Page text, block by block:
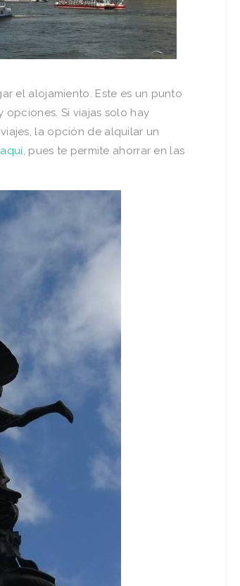
el alojamiento. Este es un punto
opciones. Si viajas solo hay
la opción de alquilar un
aquí, pues te permite ahorrar en las